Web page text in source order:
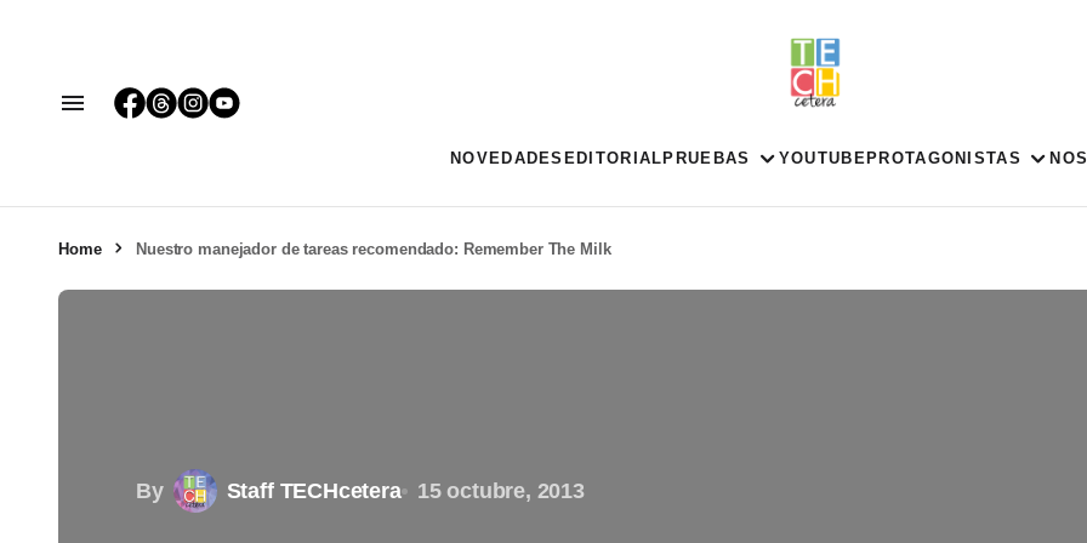
NOVEDADES EDITORIAL PRUEBAS YOUTUBE PROTAGONISTAS
Home Nuestro manejador de tareas recomendado: Remember The Milk
By Staff TECHcetera 15 octubre, 2013